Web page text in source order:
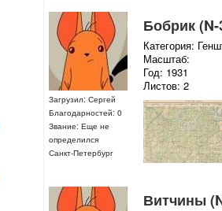
Загрузил: Сергей
Благодарностей: 0
Звание: Еще не
определился
Санкт-Петербург
Бобрик (N-
Категория:
Масштаб:
Год: 1931
Листов: 2
Витчины